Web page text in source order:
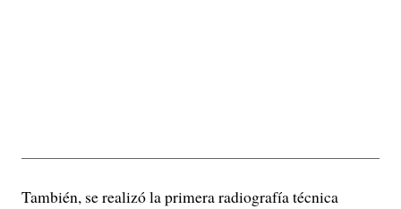
También, se realizó la primera radiografía técnica